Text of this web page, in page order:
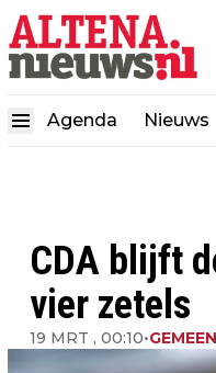
Agenda Nieuws
CDA blijft
vier zetels
19 MRT , 00:10•